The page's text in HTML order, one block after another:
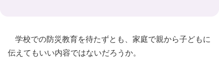
学校での防災教育を待たずとも、家庭で親から子どもに
伝えてもいい内容ではないだろうか。